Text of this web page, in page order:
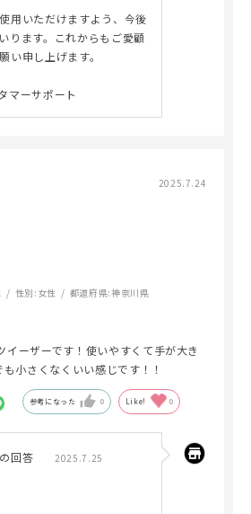
用いただけますよう、今後
ります。これからもご愛顧
い申し上げます。
マーサポート
2025.7.24
性別: 女性 都道府県:神奈川県
イーザーです！使いやすくて手が大き
小さくなくいい感じです！！
参考になった 0 Like! 0
回答 2025.7.25